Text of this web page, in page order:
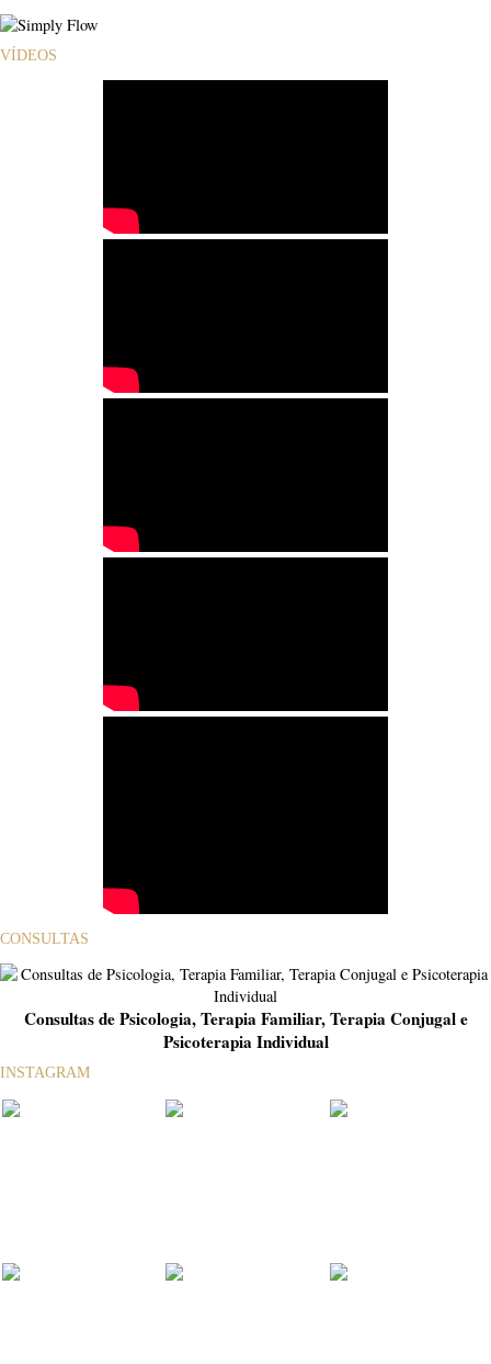
VÍDEOS
CONSULTAS
Consultas de Psicologia, Terapia Familiar, Terapia Conjugal e
Psicoterapia Individual
INSTAGRAM